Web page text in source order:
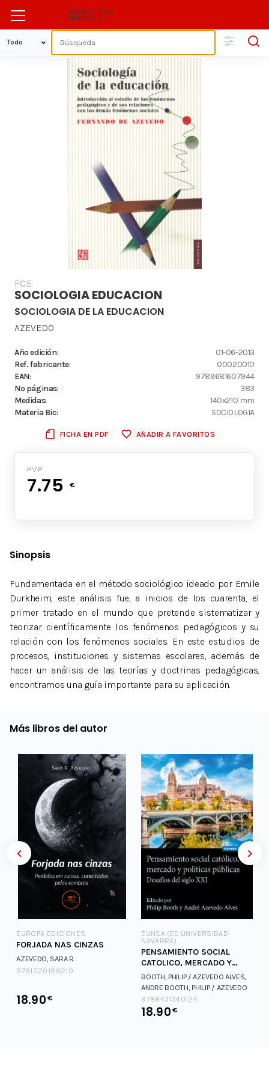
FCE
SOCIOLOGIA EDUCACION
SOCIOLOGIA DE LA EDUCACION
AZEVEDO
Año edición:
01-06-2013
Ref. fabricante:
00020010
EAN:
9789681607944
Nº páginas:
383
Medidas:
140x210 mm
Materia Bic:
SOCIOLOGIA
FICHA EN PDF AÑADIR A FAVORITOS
PVP
7.75 €
Sinopsis
Fundamentada en el método sociológico ideado por Emile
Durkheim, este análisis fue, a inicios de los cuarenta, el
primer tratado en el mundo que pretende sistematizar y
teorizar científicamente los fenómenos pedagógicos y su
relación con los fenómenos sociales. En este estudios de
procesos, instituciones y sistemas escolares, además de
hacer un análisis de las teorías y doctrinas pedagógicas,
encontramos una guía importante para su aplicación.
Más libros del autor
EUROPA EDICIONES
FORJADA NAS CINZAS
AZEVEDO, SARA R.
9791220159210
18.90€
EUNSA (ED.UNIVERSIDAD
NAVARRA)
PENSAMIENTO SOCIAL
CATOLICO, MERCADO Y
POLITICAS PUBLICAS
BOOTH, PHILIP / AZEVEDO ALVES,
ANDRE BOOTH, PHILIP / AZEVEDO
ALVES, ANDRE
9788431340124
18.90€